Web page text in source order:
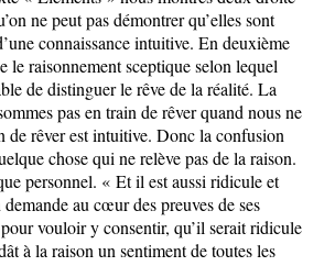
ne peut pas démontrer qu’elles sont
connaissance intuitive. En deuxième
le raisonnement sceptique selon lequel
de distinguer le rêve de la réalité. La
pas en train de rêver quand nous ne
de rêver est intuitive. Donc la confusion
chose qui ne relève pas de la raison.
personnel. « Et il est aussi ridicule et
au cœur des preuves de ses
vouloir y consentir, qu’il serait ridicule
à la raison un sentiment de toutes les